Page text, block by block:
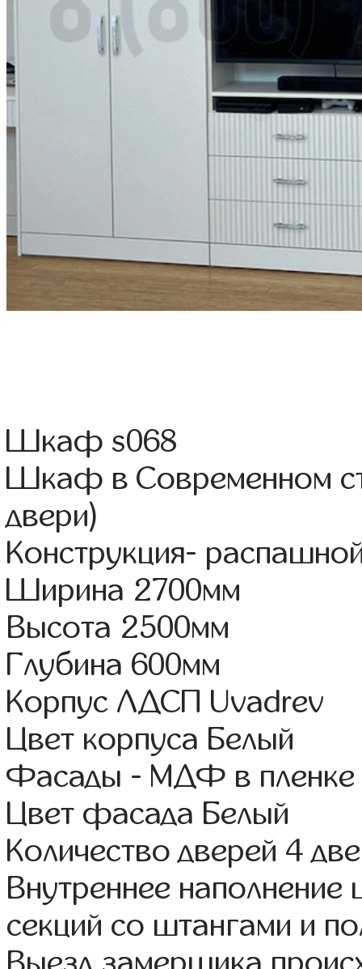
Шкаф s068
Шкаф в Современном
двери)
Конструкция-
Ширина 2700мм
Высота 2500мм
Глубина 600мм
Корпус ЛДСП Uvadrev
Цвет корпуса Белый
Фасады - МДФ в
Цвет фасада Белый
Количество дверей 4
Внутреннее
секций со штангами и